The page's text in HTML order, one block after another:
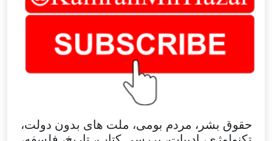
حقوق بشر، مردم بومی، ملت های بدون دولت،